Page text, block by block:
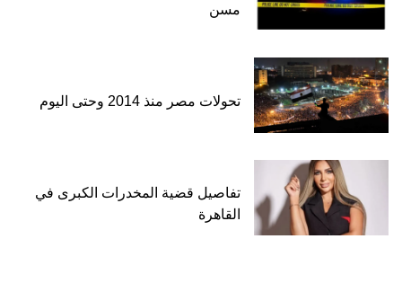
مسن
تحولات مصر منذ 2014 وحتى اليوم
تفاصيل قضية المخدرات الكبرى في
القاهرة